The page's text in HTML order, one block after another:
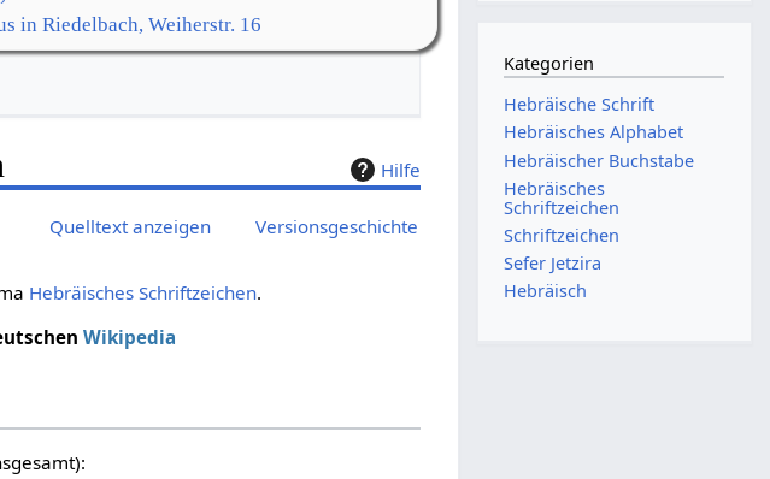
in Riedelbach, Weiherstr. 16
Hilfe
Quelltext anzeigen Versionsgeschichte
Hebräisches Schriftzeichen.
Wikipedia
Kategorien
Hebräische Schrift
Hebräisches Alphabet
Hebräischer Buchstabe
Hebräisches
Schriftzeichen
Schriftzeichen
Sefer Jetzira
Hebräisch